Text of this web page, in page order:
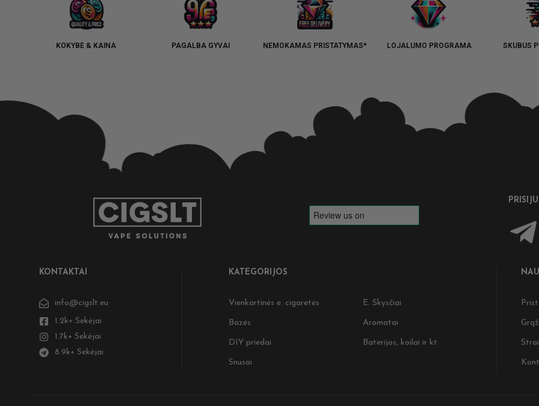
KOKYBĖ & KAINA PAGALBA GYVAI NEMOKAMAS PRISTATYMAS* LOJALUMO PROGRAMA SKUBUS
KONTAKTAI
info@cigslt.eu
1.2k+ Sekėjai
1.7k+ Sekėjai
8.9k+ Sekėjai
KATEGORIJOS
Vienkartinės e. cigaretės E. Skysčiai
Bazės Aromatai
DIY priedai Baterijos, koilai ir kt
Snusai